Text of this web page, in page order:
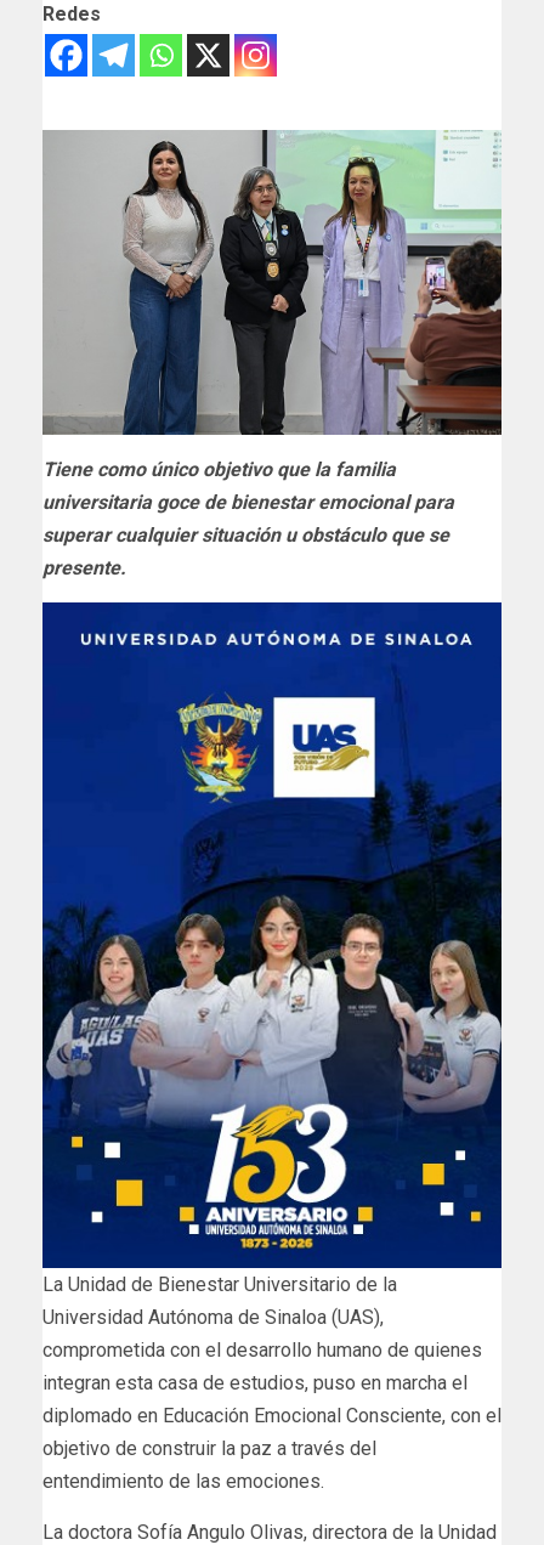
Redes
Tiene como único objetivo que la familia
universitaria goce de bienestar emocional para
superar cualquier situación u obstáculo que se
presente.
La Unidad de Bienestar Universitario de la
Universidad Autónoma de Sinaloa (UAS),
comprometida con el desarrollo humano de quienes
integran esta casa de estudios, puso en marcha el
diplomado en Educación Emocional Consciente, con el
objetivo de construir la paz a través del
entendimiento de las emociones.
La doctora Sofía Angulo Olivas, directora de la Unidad